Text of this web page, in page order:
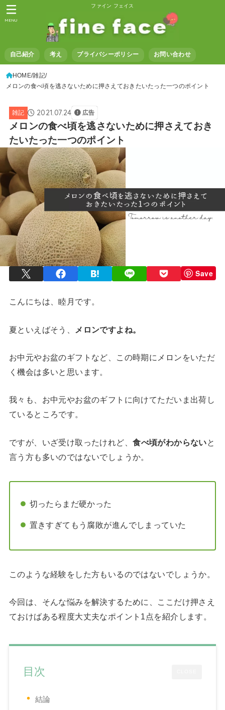
ファイン フェイス
自己紹介 考え プライバシーポリシー お問い合わせ
MENU
HOME 雑記
メロンの食べ頃を逃さないために押さえておきたいたった一つのポイント
雑記 2021.07.24 広告
メロンの食べ頃を逃さないために押さえておき
たいたった一つのポイント
Save
こんにちは、睦月です。
夏といえばそう、 メロンですよね。
お中元やお盆のギフトなど、この時期にメロンをいただ
く機会は多いと思います。
我々も、お中元やお盆のギフトに向けてただいま出荷し
ているところです。
ですが、いざ受け取ったけれど、食べ頃がわからないと
言う方も多いのではないでしょうか。
切ったらまだ硬かった
置きすぎてもう腐敗が進んでしまっていた
このような経験をした方もいるのではないでしょうか。
今回は、そんな悩みを解決するために、ここだけ押さえ
ておけばある程度大丈夫なポイント1点を紹介します。
目次
結論